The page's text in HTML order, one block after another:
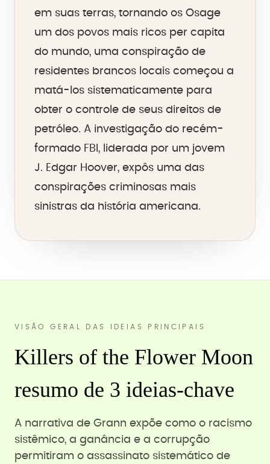
em suas terras, tornando os Osage
um dos povos mais ricos per capita
do mundo, uma conspiração de
residentes brancos locais começou a
matá-los sistematicamente para
obter o controle de seus direitos de
petróleo. A investigação do recém-
formado FBI, liderada por um jovem
J. Edgar Hoover, expôs uma das
conspirações criminosas mais
sinistras da história americana.
VISÃO GERAL DAS IDEIAS PRINCIPAIS
Killers of the Flower Moon
resumo de 3 ideias-chave
A narrativa de Grann expõe como o racismo
sistêmico, a ganância e a corrupção
permitiram o assassinato sistemático de